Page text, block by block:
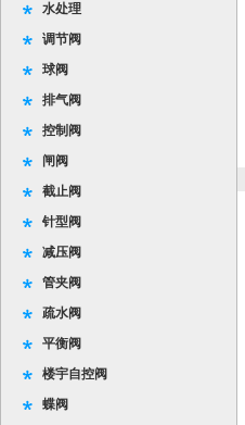
水处理
调节阀
球阀
排气阀
控制阀
闸阀
截止阀
针型阀
减压阀
管夹阀
疏水阀
平衡阀
楼宇自控阀
蝶阀